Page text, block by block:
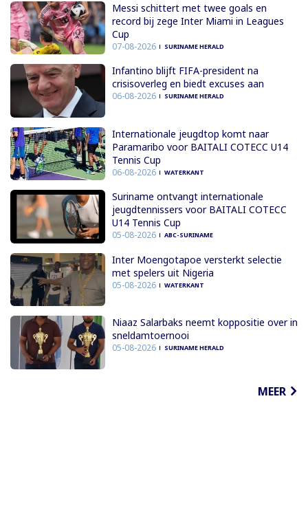
Messi schittert met twee goals en
record bij zege Inter Miami in Leagues
Cup
07-08-2026 SURINAME HERALD
Infantino blijft FIFA-president na
crisisoverleg en biedt excuses aan
06-08-2026 SURINAME HERALD
Internationale jeugdtop komt naar
Paramaribo voor BAITALI COTECC U14
Tennis Cup
06-08-2026 WATERKANT
Suriname ontvangt internationale
jeugdtennissers voor BAITALI COTECC
U14 Tennis Cup
05-08-2026 ABC-SURINAME
Inter Moengotapoe versterkt selectie
met spelers uit Nigeria
05-08-2026 WATERKANT
Niaaz Salarbaks neemt koppositie over in
sneldamtoernooi
05-08-2026 SURINAME HERALD
MEER